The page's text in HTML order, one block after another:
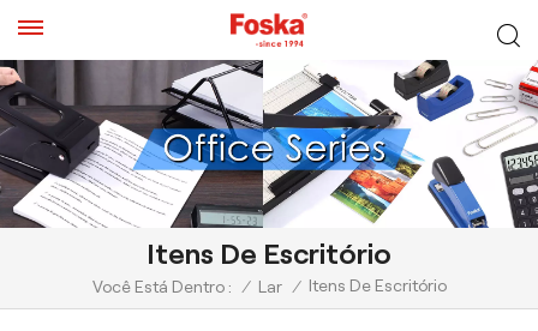
Itens De Escritório
Você Está Dentro : / Lar / Itens De Escritório